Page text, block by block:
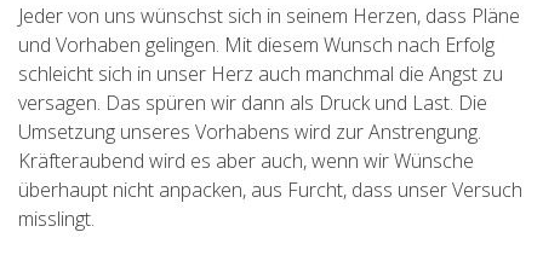
Jeder von uns wünschst sich in seinem Herzen, dass Pläne
und Vorhaben gelingen. Mit diesem Wunsch nach Erfolg
schleicht sich in unser Herz auch manchmal die Angst zu
versagen. Das spüren wir dann als Druck und Last. Die
Umsetzung unseres Vorhabens wird zur Anstrengung.
Kräfteraubend wird es aber auch, wenn wir Wünsche
überhaupt nicht anpacken, aus Furcht, dass unser Versuch
misslingt.